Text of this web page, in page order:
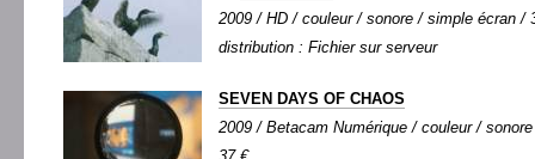
2009 / HD / couleur / sonore / simple écran /
distribution : Fichier sur serveur
SEVEN DAYS OF CHAOS
2009 / Betacam Numérique / couleur /